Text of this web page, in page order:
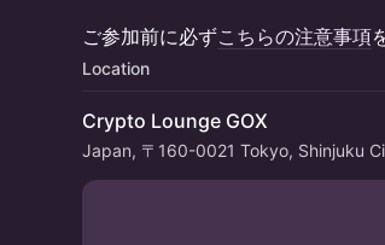
​​​​​ご参加前に必ずこちらの注意事項
Location
Crypto Lounge GOX
Japan, 〒160-0021 Tokyo, Shinjuku